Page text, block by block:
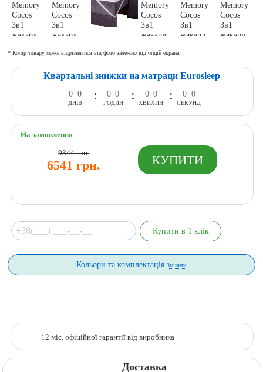
* Колір товару може відрізнятися від фото залежно від опцій екрана.
Квартальні знижки на матраци Eurosleep
0 0
ДНІВ
: 0 0
ГОДИН
: 0 0
ХВИЛИН
: 0 0
СЕКУНД
На замовлення
9344 грн.
6541 грн.
Кольори та комплектаціяЗмінити
12 міс. офіційної гарантії від виробника
Доставка